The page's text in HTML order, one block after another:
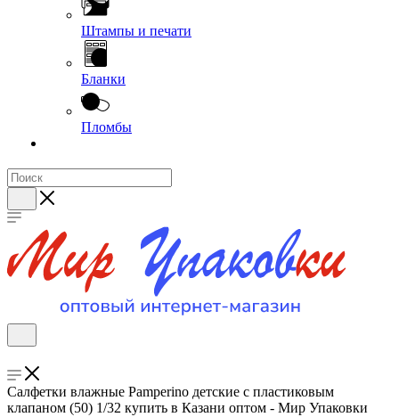
Штампы и печати
Бланки
Пломбы
Салфетки влажные Pamperino детские с пластиковым
клапаном (50) 1/32 купить в Казани оптом - Мир Упаковки